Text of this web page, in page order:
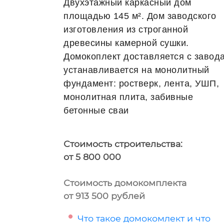
Двухэтажный каркасный дом
площадью 145 м². Дом заводского
изготовления из строганной
древесины камерной сушки.
Домокоплект доставляется с
устанавливается на монолитный
фундамент: ростверк, лента, УШП,
монолитная плита, забивные
бетонные сваи
Стоимость строительства:
от 5 800 000
Стоимость домокомплекта
от 913 500 рублей
Что такое домокомлект и что